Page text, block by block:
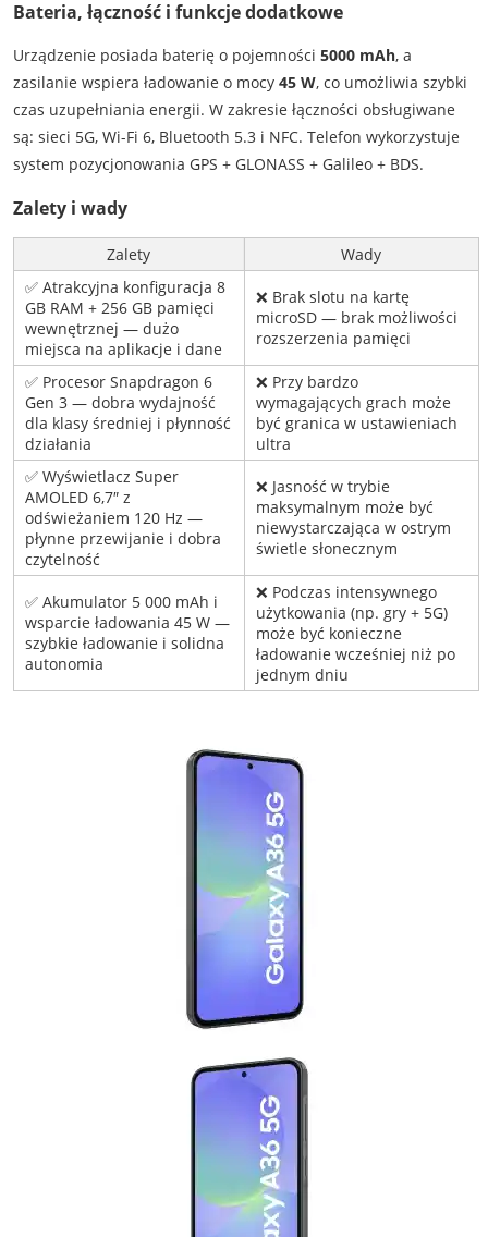
Bateria, łączność i funkcje dodatkowe
Urządzenie posiada baterię o pojemności 5000 mAh, a
zasilanie wspiera ładowanie o mocy 45 W, co umożliwia szybki
czas uzupełniania energii. W zakresie łączności obsługiwane
są: sieci 5G, Wi-Fi 6, Bluetooth 5.3 i NFC. Telefon wykorzystuje
system pozycjonowania GPS + GLONASS + Galileo + BDS.
Zalety i wady
Zalety
Wady
✅ Atrakcyjna konfiguracja 8
GB RAM + 256 GB pamięci
wewnętrznej — dużo
miejsca na aplikacje i dane
❌ Brak slotu na kartę
microSD — brak możliwości
rozszerzenia pamięci
✅ Procesor Snapdragon 6
Gen 3 — dobra wydajność
dla klasy średniej i płynność
działania
❌ Przy bardzo
wymagających grach może
być granica w ustawieniach
ultra
✅ Wyświetlacz Super
AMOLED 6,7″ z
odświeżaniem 120 Hz —
płynne przewijanie i dobra
czytelność
❌ Jasność w trybie
maksymalnym może być
niewystarczająca w ostrym
świetle słonecznym
✅ Akumulator 5 000 mAh i
wsparcie ładowania 45 W —
szybkie ładowanie i solidna
autonomia
❌ Podczas intensywnego
użytkowania (np. gry + 5G)
może być konieczne
ładowanie wcześniej niż po
jednym dniu